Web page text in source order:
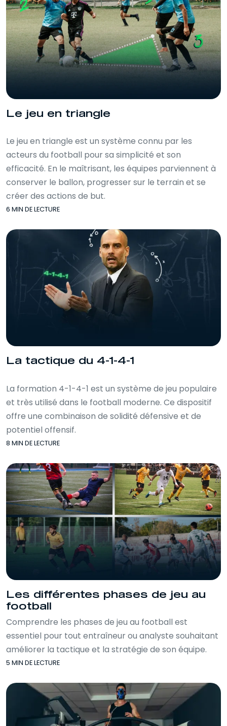
Le jeu en triangle
Le jeu en triangle est un système connu par les
acteurs du football pour sa simplicité et son
efficacité. En le maîtrisant, les équipes parviennent à
conserver le ballon, progresser sur le terrain et se
créer des actions de but.
6 MIN DE LECTURE
La tactique du 4-1-4-1
La formation 4-1-4-1 est un système de jeu populaire
et très utilisé dans le football moderne. Ce dispositif
offre une combinaison de solidité défensive et de
potentiel offensif.
8 MIN DE LECTURE
Les différentes phases de jeu au
football
Comprendre les phases de jeu au football est
essentiel pour tout entraîneur ou analyste souhaitant
améliorer la tactique et la stratégie de son équipe.
5 MIN DE LECTURE